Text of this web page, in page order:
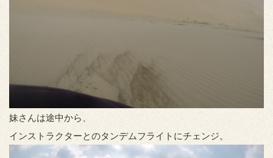
妹さんは途中から、
インストラクターとのタンデムフライトにチェンジ。